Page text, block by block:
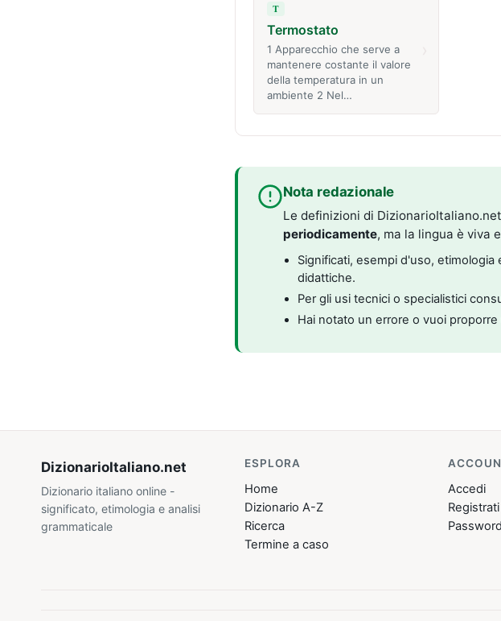
T
Termostato
1 Apparecchio che serve a
mantenere costante il valore
della temperatura in un
ambiente 2 Nel…
Nota redazionale
Le definizioni di
periodicamente, ma la lingua è viva
Significati, esempi d'uso, etimologia
didattiche.
Per gli usi tecnici o specialistici
Hai notato un errore o vuoi
DizionarioItaliano.net
Dizionario italiano online -
significato, etimologia e analisi
grammaticale
ESPLORA
Home
Dizionario A-Z
Ricerca
Termine a caso
Accedi
Registrati